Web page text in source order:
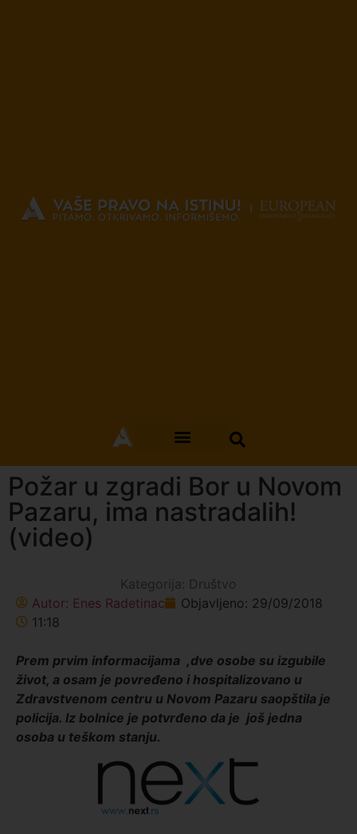
Požar u zgradi Bor u Novom
Pazaru, ima nastradalih!
(video)
Kategorija: Društvo
Autor: Enes Radetinac Objavljeno: 29/09/2018
11:18
Prem prvim informacijama ,dve osobe su izgubile
život, a osam je povređeno i hospitalizovano u
Zdravstvenom centru u Novom Pazaru saopštila je
policija. Iz bolnice je potvrđeno da je još jedna
osoba u teškom stanju.